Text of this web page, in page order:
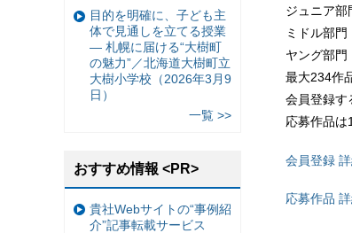
ジュニア
ミドル部
ヤング部
最大234作
会員登録す
応募作品は
会員登録
応募作品
目的を明確に、子ども主
体で見通しを立てる授業
— 札幌に届ける“大樹町
の魅力”／北海道大樹町立
大樹小学校（2026年3月9
日）
一覧 >>
おすすめ情報 <PR>
貴社Webサイトの“事例紹
介”記事転載サービス